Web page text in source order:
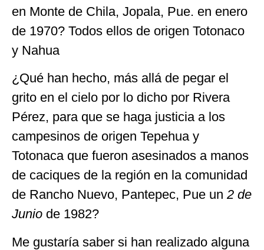
en Monte de Chila, Jopala, Pue. en enero
de 1970? Todos ellos de origen Totonaco
y Nahua
¿Qué han hecho, más allá de pegar el
grito en el cielo por lo dicho por Rivera
Pérez, para que se haga justicia a los
campesinos de origen Tepehua y
Totonaca que fueron asesinados a manos
de caciques de la región en la comunidad
de Rancho Nuevo, Pantepec, Pue un 2 de
Junio de 1982?
Me gustaría saber si han realizado alguna